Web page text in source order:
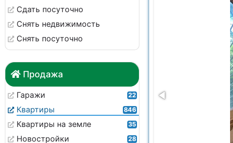
Сдать посуточно
Снять недвижимость
Снять посуточно
Продажа
Гаражи 22
Квартиры 846
Квартиры на земле 35
Новостройки 28